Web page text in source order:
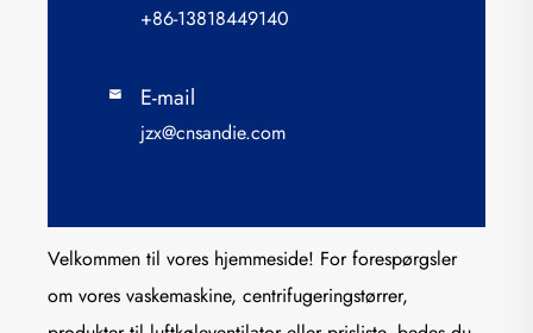
+86-13818449140
 E-mail
jzx@cnsandie.com
Velkommen til vores hjemmeside! For forespørgsler
om vores vaskemaskine, centrifugeringstørrer,